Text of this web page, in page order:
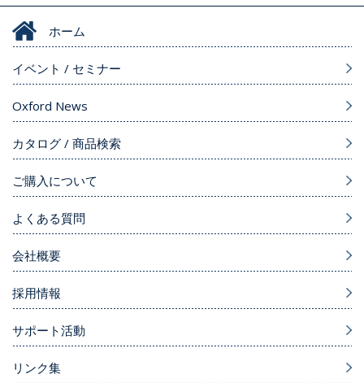
ホーム
イベント / セミナー
Oxford News
カタログ / 商品検索
ご購入について
よくある質問
会社概要
採用情報
サポート活動
リンク集